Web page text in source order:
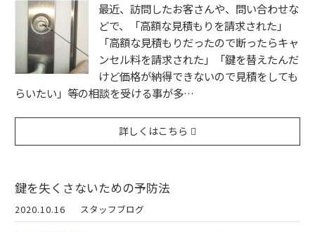
最近、訪問したお客さんや、問い合わせな
どで、「高額な見積もりを請求された」
「高額な見積もりだったので断ったらキャ
ンセル料を請求された」「鍵を替えたんだ
けど価格が納得できないので見積をしても
らいたい」等の相談を受ける事が多…
詳しくはこちら
鍵を失くさないための予防法
2020.10.16 スタッフブログ